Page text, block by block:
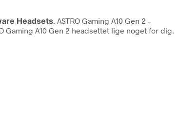
Headsets . ASTRO Gaming A10 Gen 2 –
A10 Gen 2 headsettet lige noget for dig.